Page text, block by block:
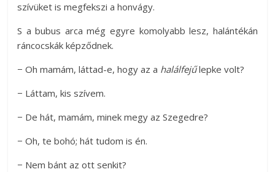
szívüket is megfekszi a honvágy.
S a bubus arca még egyre komolyabb lesz, halántékán
ráncocskák képződnek.
− Oh mamám, láttad-e, hogy az a halálfejűlepke volt?
− Láttam, kis szívem.
− De hát, mamám, minek megy az Szegedre?
− Oh, te bohó; hát tudom is én.
− Nem bánt az ott senkit?